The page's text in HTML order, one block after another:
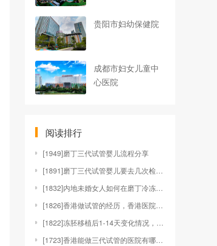
贵阳市妇幼保健院
成都市妇女儿童中
心医院
阅读排行
[1949]磨丁三代试管婴儿流程分享
[1891]磨丁三代试管婴儿要去几次检查？
[1832]内地未婚女人如何在磨丁冷冻卵子？
[1826]香港做试管的经历，香港医院的对比和选择标
[1822]冻胚移植后1-14天变化情况，根据图片可
[1723]香港能做三代试管的医院有哪些？附成功率最